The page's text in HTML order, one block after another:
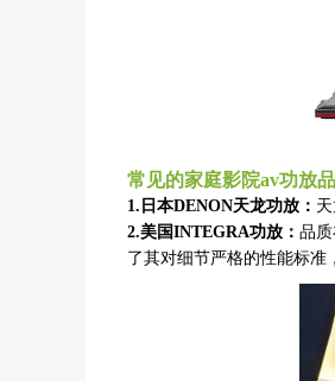
常见的家庭影院av功放
1.日本DENON天龙功放：
2.美国INTEGRA功放： 品
了其对细节严格的性能标准